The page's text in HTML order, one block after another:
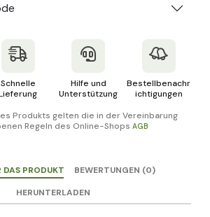
Schnelle
Hilfe und
Unterstützung
Bestellbenachr
ichtigungen
Produkts gelten die in der Vereinbarung
Regeln des Online-Shops AGB
DAS PRODUKT
BEWERTUNGEN (0)
HERUNTERLADEN